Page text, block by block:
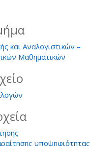
και Αναλογιστικών –
Μαθηματικών
υποψηφιότητας